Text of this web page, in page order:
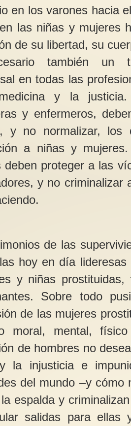
en los varones hacia
las niñas y mujeres
de su libertad, su
también un
en todas las
y la justicia.
y enfermeros,
y no normalizar, los
a niñas y
deben proteger a las
y no criminalizar
de las
hoy en día
y niñas prostituidas,
Sobre todo
de las mujeres
moral, mental,
de hombres no
la injusticia e
del mundo –y
espalda y
salidas para ellas